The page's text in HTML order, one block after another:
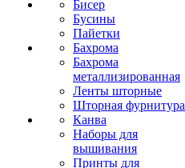
Бисер
Бусины
Пайетки
Бахрома
Бахрома
металлизированная
Ленты шторные
Шторная фурнитура
Канва
Наборы для
вышивания
Принты для